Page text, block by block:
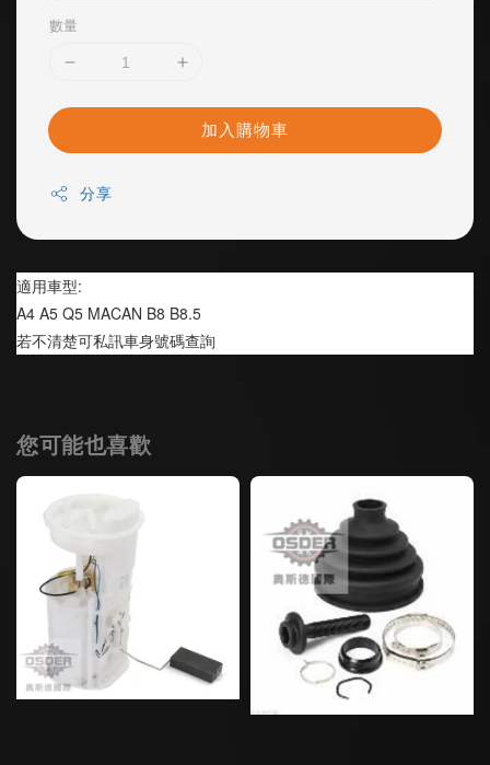
數量
加入購物車
分享
適用車型:
A4 A5 Q5 MACAN B8 B8.5
若不清楚可私訊車身號碼查詢
您可能也喜歡